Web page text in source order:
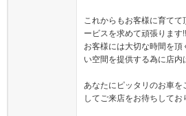
これからもお客様に育て
ービスを求めて頑張ります!!
お客様には大切な時間を
い空間を提供する為に店
あなたにピッタリのお車
してご来店をお待ちしてお